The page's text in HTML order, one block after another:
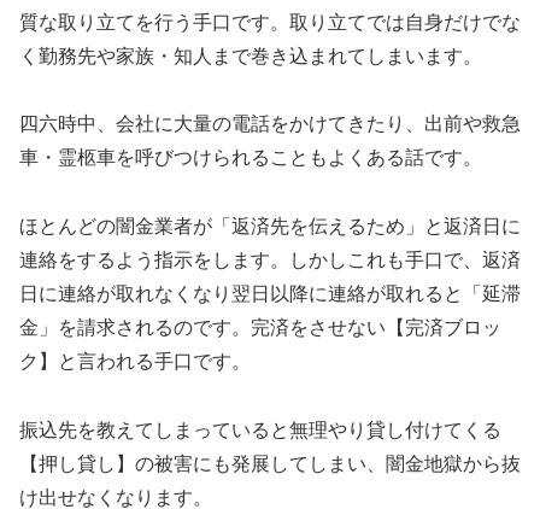
質な取り立てを行う手口です。取り立てでは自身だけでな
く勤務先や家族・知人まで巻き込まれてしまいます。
四六時中、会社に大量の電話をかけてきたり、出前や救急
車・霊柩車を呼びつけられることもよくある話です。
ほとんどの闇金業者が「返済先を伝えるため」と返済日に
連絡をするよう指示をします。しかしこれも手口で、返済
日に連絡が取れなくなり翌日以降に連絡が取れると「延滞
金」を請求されるのです。完済をさせない【完済ブロッ
ク】と言われる手口です。
振込先を教えてしまっていると無理やり貸し付けてくる
【押し貸し】の被害にも発展してしまい、闇金地獄から抜
け出せなくなります。